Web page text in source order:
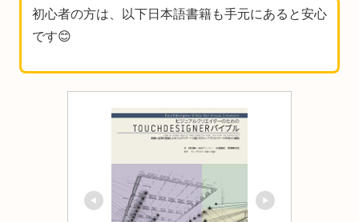
初心者の方は、以下日本語書籍も手元にあると安心
です😊